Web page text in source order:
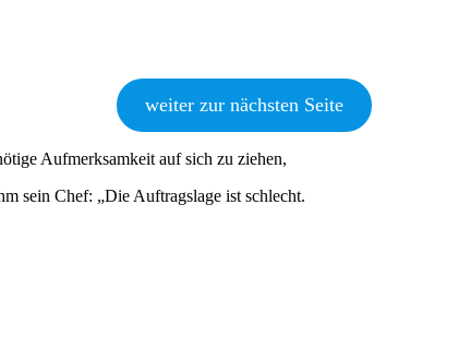
weiter zur nächsten Seite
Aufmerksamkeit auf sich zu ziehen,
sein Chef: „Die Auftragslage ist schlecht.